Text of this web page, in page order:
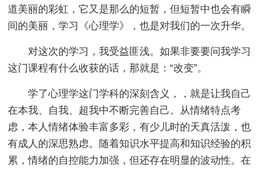
道美丽的彩虹，它又是那么的短暂，但短暂中也会有瞬
间的美丽，学习《心理学》，也是对我们的一次升华。
对这次的学习，我受益匪浅。如果非要要问我学习
这门课程有什么收获的话，那就是：“改变”。
学了心理学这门学科的深刻含义，，就是让我自己
在本我、自我、超我中不断完善自己。从情绪特点考
虑，本人情绪体验丰富多彩，有少儿时的天真活泼，也
有成人的深思熟虑。随着知识水平提高和知识经验的积
累，情绪的自控能力加强，但还存在明显的波动性。在